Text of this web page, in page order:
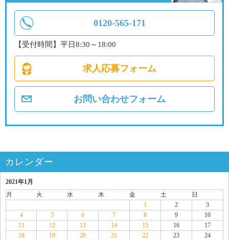
0120-565-171
【受付時間】平日8:30～18:00
求人応募フォーム
お問い合わせフォーム
カレンダー
2021年1月
月
火 水 木 金 土
日
1
2
3
4
5 6 7 8 9
10
11
12 13 14 15 16
17
18
19 20 21 22 23
24